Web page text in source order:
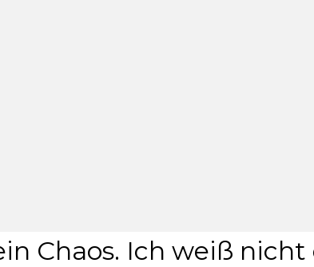
Chaos. Ich weiß